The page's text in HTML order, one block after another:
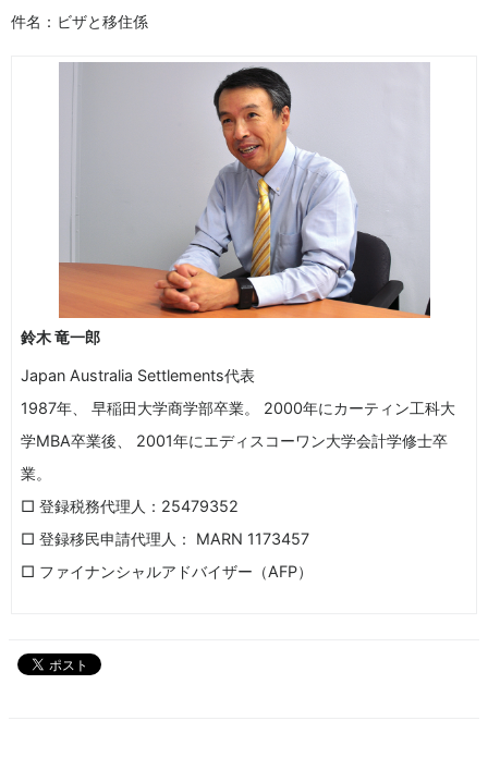
件名：ビザと移住係
鈴木 竜一郎
Japan Australia Settlements代表
1987年、 早稲田大学商学部卒業。 2000年にカーティン工科大
学MBA卒業後、 2001年にエディスコーワン大学会計学修士卒
業。
□ 登録税務代理人：25479352
□ 登録移民申請代理人： MARN 1173457
□ ファイナンシャルアドバイザー（AFP）